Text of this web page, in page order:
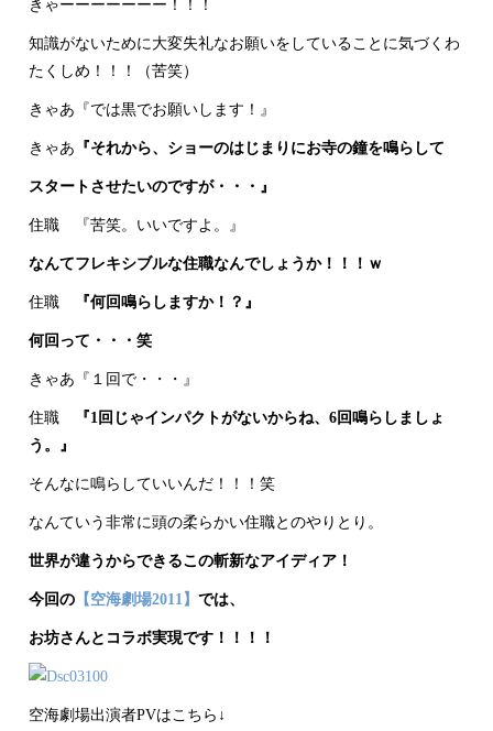
きゃーーーーーーー！！！
知識がないために大変失礼なお願いをしていることに気づくわ
たくしめ！！！（苦笑）
きゃあ『では黒でお願いします！』
きゃあ 『それから、ショーのはじまりにお寺の鐘を鳴らして
スタートさせたいのですが・・・』
住職 『苦笑。いいですよ。』
なんてフレキシブルな住職なんでしょうか！！！ｗ
住職 『何回鳴らしますか！？』
何回って・・・笑
きゃあ『１回で・・・』
住職
『1回じゃインパクトがないからね、6回鳴らしましょ
う。』
そんなに鳴らしていいんだ！！！笑
なんていう非常に頭の柔らかい住職とのやりとり。
世界が違うからできるこの斬新なアイディア！
今回の 【空海劇場2011】では、
お坊さんとコラボ実現です！！！！
空海劇場出演者PVはこちら↓